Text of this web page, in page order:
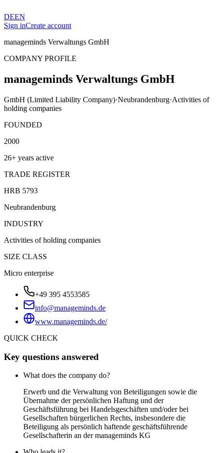
DEEN
Sign inCreate account
manageminds Verwaltungs GmbH
COMPANY PROFILE
manageminds Verwaltungs GmbH
GmbH (Limited Liability Company)·Neubrandenburg·Activities of
holding companies
FOUNDED
2000
26+ years active
TRADE REGISTER
HRB 5793
Neubrandenburg
INDUSTRY
Activities of holding companies
SIZE CLASS
Micro enterprise
+49 395 4553585
info@manageminds.de
www.manageminds.de/
QUICK CHECK
Key questions answered
What does the company do?
Erwerb und die Verwaltung von Beteiligungen sowie die
Übernahme der persönlichen Haftung und der
Geschäftsführung bei Handelsgeschäften und/oder bei
Gesellschaften bürgerlichen Rechts, insbesondere die
Beteiligung als persönlich haftende geschäftsführende
Gesellschafterin an der manageminds KG